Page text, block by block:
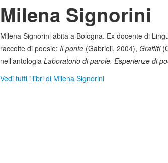
Milena Signorini
Milena Signorini abita a Bologna. Ex docente di
raccolte di poesie: Il ponte (Gabrieli, 2004), Graffiti
nell’antologia Laboratorio di parole. Esperienze di
Vedi tutti i libri di Milena Signorini